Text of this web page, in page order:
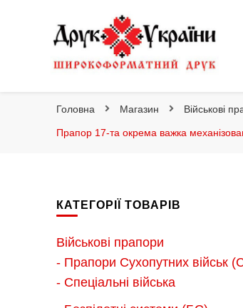
Друк України
Головна Магазин Військові
Прапор 17-та окрема важка
КАТЕГОРІЇ ТОВАРІВ
Військові прапори
- Прапори Сухопутних військ
- Спеціальні війська